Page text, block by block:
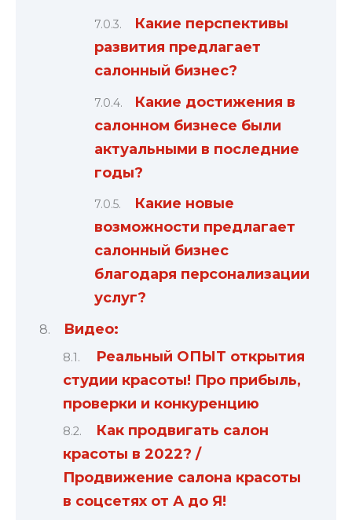
Какие перспективы
развития предлагает
салонный бизнес?
Какие достижения в
салонном бизнесе были
актуальными в последние
годы?
Какие новые
возможности предлагает
салонный бизнес
благодаря персонализации
услуг?
Видео:
Реальный ОПЫТ открытия
студии красоты! Про прибыль,
проверки и конкуренцию
Как продвигать салон
красоты в 2022? /
Продвижение салона красоты
в соцсетях от А до Я!